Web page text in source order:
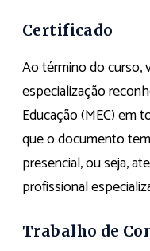
Certificado
Ao término do curso,
especialização
Educação (MEC) em
que o documento
presencial, ou seja,
profissional
Trabalho de